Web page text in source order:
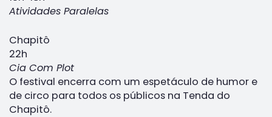
Atividades Paralelas
Chapitô
22h
Cia Com Plot
O festival encerra com um espetáculo de humor e
de circo para todos os públicos na Tenda do
Chapitô.